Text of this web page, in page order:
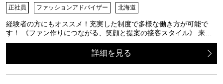
正社員 ファッションアドバイザー 北海道
経験者の方にもオススメ！充実した制度で多様な働き方が可能で
す！ 《ファン作りにつながる、笑顔と提案の接客スタイル》 来…
詳細を見る